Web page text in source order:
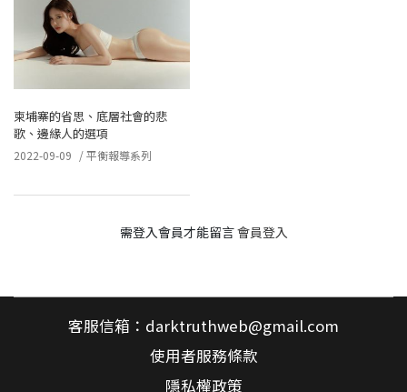
柬埔寨的省思、底層社會的悲
歌、邊緣人的選項
2022-09-09 /平衡報導系列
需登入會員才能留言會員登入
客服信箱： darktruthweb@gmail.com
使用者服務條款
隱私權政策